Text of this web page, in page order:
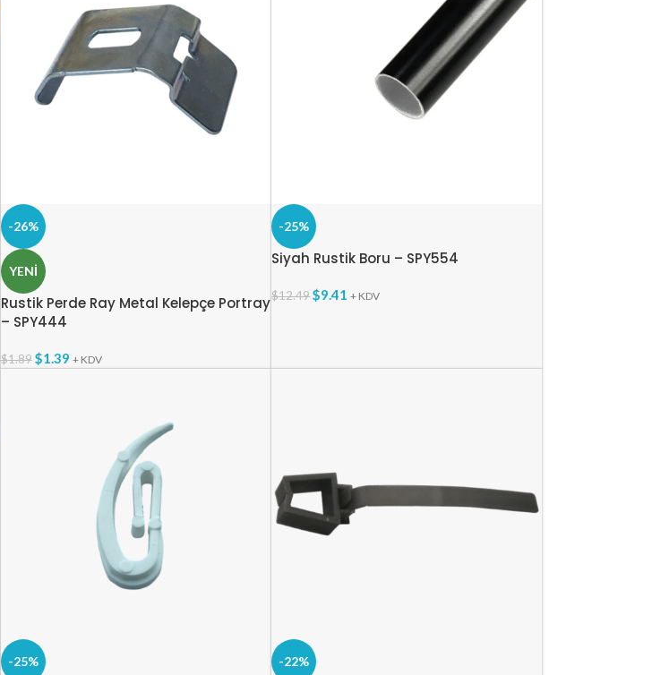
-26%
YENI
Rustik Perde Ray Metal Kelepçe Portray
– SPY444
$1.89 $1.39 + KDV
-25%
Siyah Rustik Boru – SPY554
$12.49 $9.41 + KDV
-25% -22%